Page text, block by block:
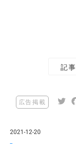
記事
広告掲載
2021-12-20